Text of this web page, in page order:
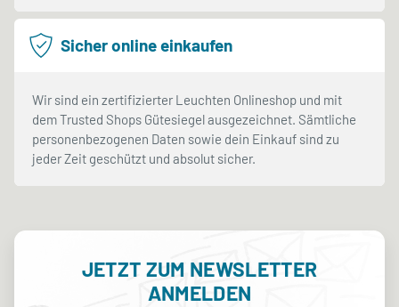
Sicher online einkaufen
Wir sind ein zertifizierter Leuchten Onlineshop und mit
dem Trusted Shops Gütesiegel ausgezeichnet. Sämtliche
personenbezogenen Daten sowie dein Einkauf sind zu
jeder Zeit geschützt und absolut sicher.
JETZT ZUM NEWSLETTER
ANMELDEN